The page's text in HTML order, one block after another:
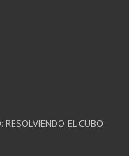
RESOLVIENDO EL CUBO